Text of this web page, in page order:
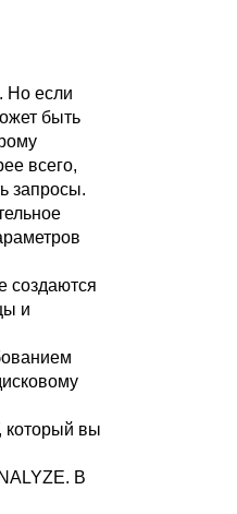
Но если
быть
всего,
запросы.
создаются
и
который вы
. В